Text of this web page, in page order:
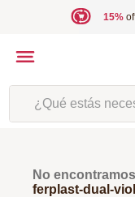
15%
¿Qué estás
No
ferplast-dual-